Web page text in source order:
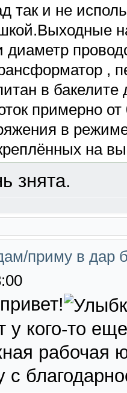
так и не
диаметр
,
в
примерно
в
на
знята.
приму в дар
у кого-то
рабочая
с